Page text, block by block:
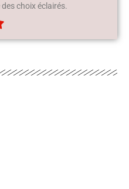
choix éclairés.